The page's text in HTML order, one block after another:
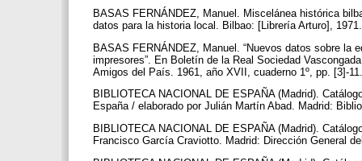
BASAS FERNÁNDEZ, Manuel. Miscelánea histórica
datos para la historia local. Bilbao: [Librería Arturo],
BASAS FERNÁNDEZ, Manuel. “Nuevos datos sobre la
impresores”. En Boletín de la Real Sociedad
Amigos del País. 1961, año XVII, cuaderno 1º, pp. [3]-
BIBLIOTECA NACIONAL DE ESPAÑA (Madrid).
España / elaborado por Julián Martín Abad. Madrid:
BIBLIOTECA NACIONAL DE ESPAÑA (Madrid).
Francisco García Craviotto. Madrid: Dirección General